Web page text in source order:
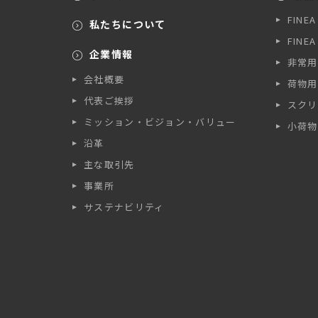
私たちについて
企業情報
会社概要
代表ご挨拶
ミッション・ビジョン・バリュー
沿革
主な取引先
事業所
サステナビリティ
非常
荷物
スク
小荷